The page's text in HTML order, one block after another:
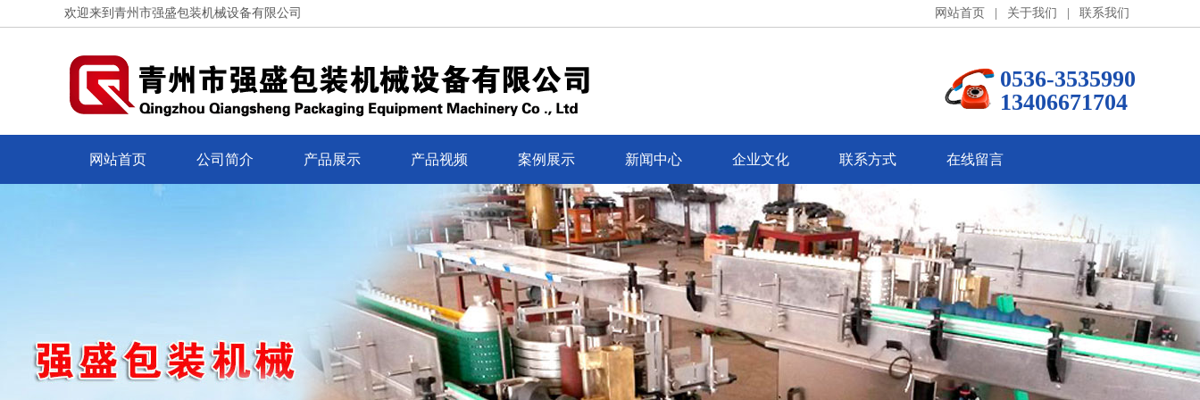
欢迎来到青州市强盛包装机械设备有限公司 网站首页 关于我们 联系我们
0536-3535990
13406671704
网站首页 公司简介 产品展示 产品视频 案例展示 新闻中心 企业文化 联系方式 在线留言